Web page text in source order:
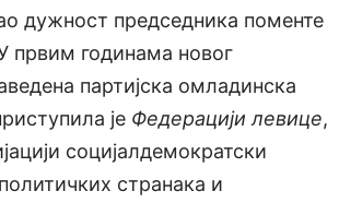
дужност председника поменте
првим годинама новог
партијска омладинска
је Федерацији левице,
социјалдемократски
странака и